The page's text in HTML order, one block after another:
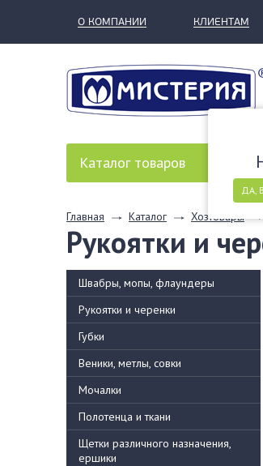
О КОМПАНИИ КЛИЕНТАМ
ДА,
Каталог товаров
Главная Каталог Хозтовары
Рукоятки и
Швабры, мопы, флаундеры
Рукоятки и черенки
Губки
Веники, метлы, совки
Мочалки
Полотенца и ткани
Щетки различного назначения,
ершики